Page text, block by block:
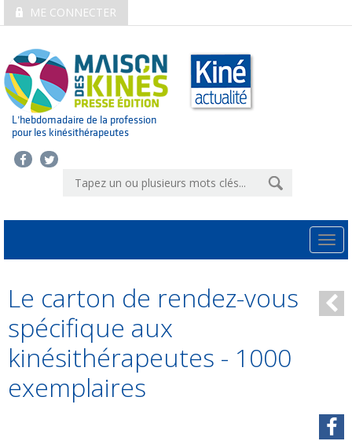
ME CONNECTER
L’hebdomadaire de la profession
pour les kinésithérapeutes
Le carton de rendez-vous
spécifique aux
kinésithérapeutes - 1000
exemplaires